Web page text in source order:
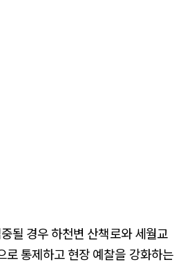
될 경우 하천변 산책로와 세월교
로 통제하고 현장 예찰을 강화하는